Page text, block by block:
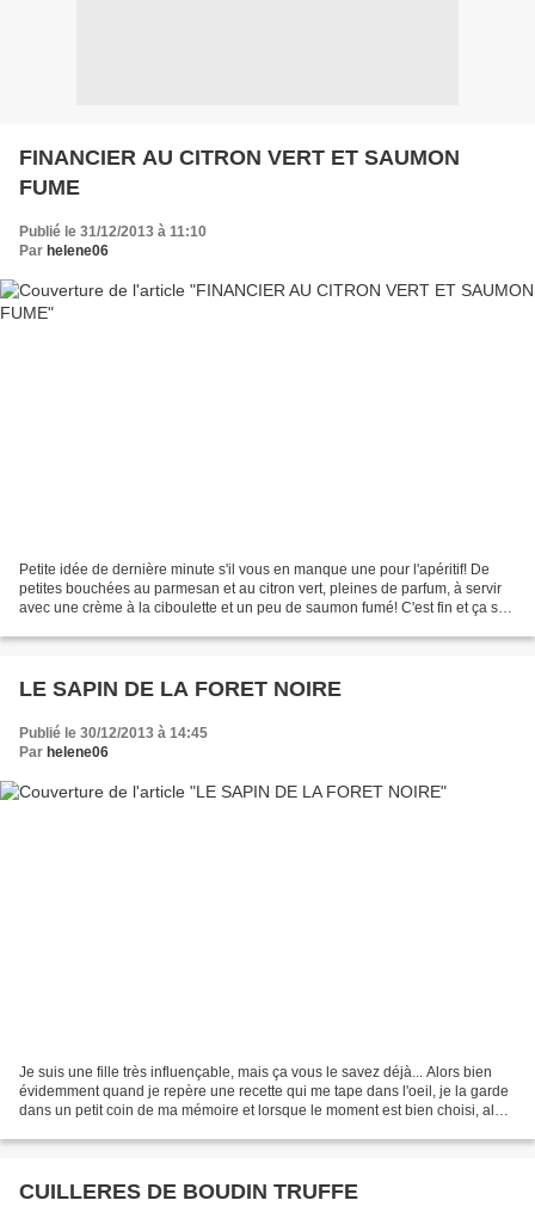
FINANCIER AU CITRON VERT ET SAUMON
FUME
Publié le 31/12/2013 à 11:10
Par helene06
Petite idée de dernière minute s'il vous en manque une pour l'apéritif! De
petites bouchées au parmesan et au citron vert, pleines de parfum, à servir
avec une crème à la ciboulette et un peu de saumon fumé! C'est fin et ça se
LE SAPIN DE LA FORET NOIRE
Publié le 30/12/2013 à 14:45
Par helene06
Je suis une fille très influençable, mais ça vous le savez déjà... Alors bien
évidemment quand je repère une recette qui me tape dans l'oeil, je la garde
dans un petit coin de ma mémoire et lorsque le moment est bien choisi, alors
CUILLERES DE BOUDIN TRUFFE